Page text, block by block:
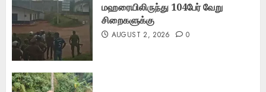
மஹரையிலிருந்து 104பேர் வேறு
சிறைகளுக்கு
AUGUST 2, 2026 0